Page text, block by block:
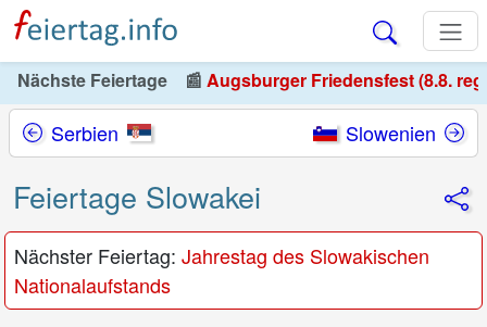
Nächste Feiertage 📰 Augsburger Friedensfest (8.8.
Serbien Slowenien
Feiertage Slowakei
Nächster Feiertag: Jahrestag des Slowakischen
Nationalaufstands